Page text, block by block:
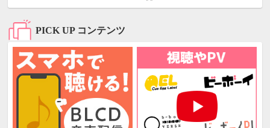
PICK UP コンテンツ